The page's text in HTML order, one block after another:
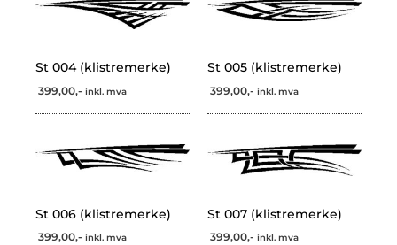
St 004 (klistremerke)
399,00,- inkl. mva
St 005 (klistremerke)
399,00,- inkl. mva
St 006 (klistremerke)
399,00,- inkl. mva
St 007 (klistremerke)
399,00,- inkl. mva